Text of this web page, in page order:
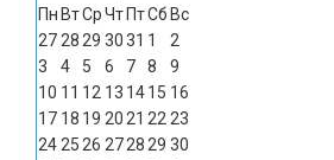
Пн ВтСрЧт ПтСб Вс
272829 3031 1
2
3
4 5 6 7 8
9
10 11 12 13 1415 16
17 18 19 2021 2223
242526 272829 30